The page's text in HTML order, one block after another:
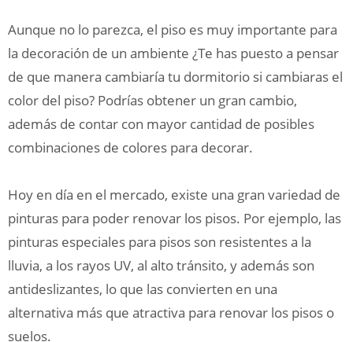
Aunque no lo parezca, el piso es muy importante para
la decoración de un ambiente ¿Te has puesto a pensar
de que manera cambiaría tu dormitorio si cambiaras el
color del piso? Podrías obtener un gran cambio,
además de contar con mayor cantidad de posibles
combinaciones de colores para decorar.
Hoy en día en el mercado, existe una gran variedad de
pinturas para poder renovar los pisos. Por ejemplo, las
pinturas especiales para pisos son resistentes a la
lluvia, a los rayos UV, al alto tránsito, y además son
antideslizantes, lo que las convierten en una
alternativa más que atractiva para renovar los pisos o
suelos.